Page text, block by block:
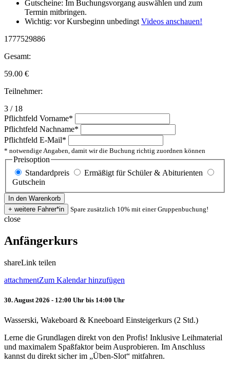
Gutscheine: Im Buchungsvorgang auswählen und zum
Termin mitbringen.
Wichtig: vor Kursbeginn unbedingtVideos anschauen!
1777529886
Gesamt:
59.00 €
Teilnehmer:
3 / 18
Pflichtfeld Vorname*
Pflichtfeld Nachname*
Pflichtfeld E-Mail*
* notwendige Angaben, damit wir die Buchung richtig zuordnen können
Preisoption
Standardpreis
Ermäßigt für Schüler & Abiturienten
Gutschein
Spare zusätzlich 10% mit einer Gruppenbuchung!
close
Anfängerkurs
shareLink teilen
attachmentZum Kalendar hinzufügen
30. August 2026 - 12:00 Uhr bis 14:00 Uhr
Wasserski, Wakeboard & Kneeboard Einsteigerkurs (2 Std.)
Lerne die Grundlagen direkt von den Profis! Inklusive Leihmaterial
und maximalem Spaßfaktor beim Ausprobieren. Im Anschluss
kannst du direkt sicher im „Üben-Slot“ mitfahren.